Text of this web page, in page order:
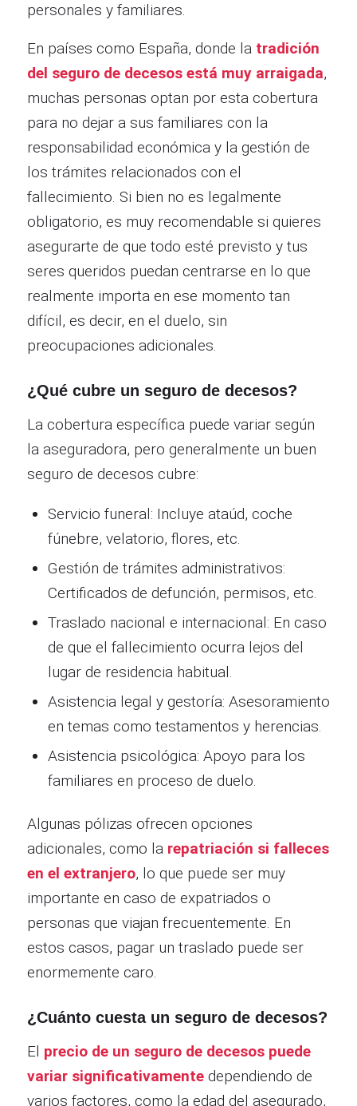
personales y familiares.
En países como España, donde la tradición
del seguro de decesos está muy arraigada,
muchas personas optan por esta cobertura
para no dejar a sus familiares con la
responsabilidad económica y la gestión de
los trámites relacionados con el
fallecimiento. Si bien no es legalmente
obligatorio, es muy recomendable si quieres
asegurarte de que todo esté previsto y tus
seres queridos puedan centrarse en lo que
realmente importa en ese momento tan
difícil, es decir, en el duelo, sin
preocupaciones adicionales.
¿Qué cubre un seguro de decesos?
La cobertura específica puede variar según
la aseguradora, pero generalmente un buen
seguro de decesos cubre:
Servicio funeral: Incluye ataúd, coche
fúnebre, velatorio, flores, etc.
Gestión de trámites administrativos:
Certificados de defunción, permisos, etc.
Traslado nacional e internacional: En caso
de que el fallecimiento ocurra lejos del
lugar de residencia habitual.
Asistencia legal y gestoría: Asesoramiento
en temas como testamentos y herencias.
Asistencia psicológica: Apoyo para los
familiares en proceso de duelo.
Algunas pólizas ofrecen opciones
adicionales, como la repatriación si falleces
en el extranjero, lo que puede ser muy
importante en caso de expatriados o
personas que viajan frecuentemente. En
estos casos, pagar un traslado puede ser
enormemente caro.
¿Cuánto cuesta un seguro de decesos?
El precio de un seguro de decesos puede
variar significativamentedependiendo de
varios factores, como la edad del asegurado,